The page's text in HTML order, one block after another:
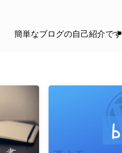
簡単なブログの自己紹介です